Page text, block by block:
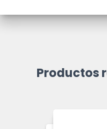
Productos